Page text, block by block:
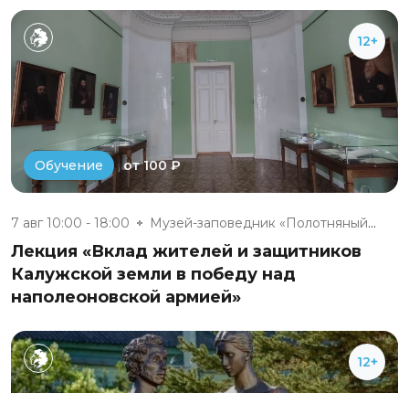
12+
Обучение от 100 ₽
7 авг 10:00 - 18:00 Музей-заповедник «Полотняный З...
Лекция «Вклад жителей и защитников
Калужской земли в победу над
наполеоновской армией»
12+